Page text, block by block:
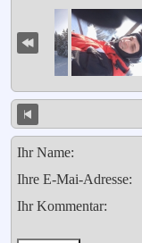
Ihr Name:
Ihre E-Mai-Adresse:
Ihr Kommentar: